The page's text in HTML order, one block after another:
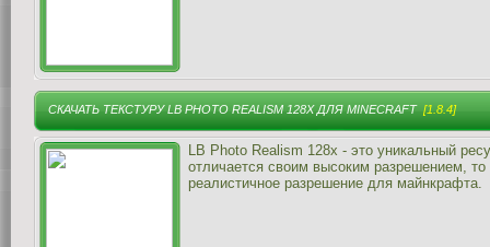
СКАЧАТЬ ТЕКСТУРУ LB PHOTO REALISM 128X ДЛЯ MINECRAFT [1.8.4]
LB Photo Realism 128x - это уникальный
отличается своим высоким разрешением,
реалистичное разрешение для майнкрафта.